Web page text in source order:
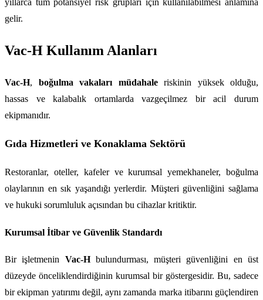
yıllarca tüm potansiyel risk grupları için kullanılabilmesi anlamına
gelir.
Vac-H Kullanım Alanları
Vac-H, boğulma vakaları müdahale riskinin yüksek olduğu,
hassas ve kalabalık ortamlarda vazgeçilmez bir acil durum
ekipmanıdır.
Gıda Hizmetleri ve Konaklama Sektörü
Restoranlar, oteller, kafeler ve kurumsal yemekhaneler, boğulma
olaylarının en sık yaşandığı yerlerdir. Müşteri güvenliğini sağlama
ve hukuki sorumluluk açısından bu cihazlar kritiktir.
Kurumsal İtibar ve Güvenlik Standardı
Bir işletmenin Vac-H bulundurması, müşteri güvenliğini en üst
düzeyde önceliklendirdiğinin kurumsal bir göstergesidir. Bu, sadece
bir ekipman yatırımı değil, aynı zamanda marka itibarını güçlendiren